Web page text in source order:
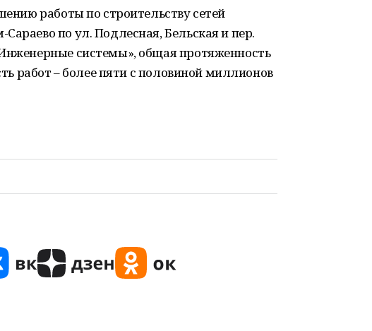
работы по строительству сетей
по ул. Подлесная, Бельская и пер.
системы», общая протяженность
работ – более пяти с половиной миллионов